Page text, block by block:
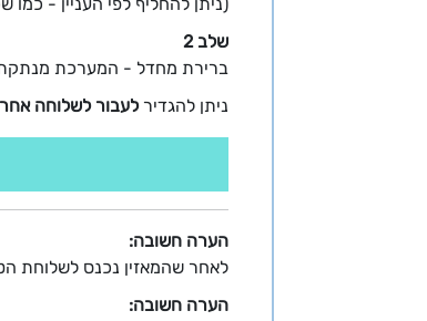
(ניתן להחליף לפי העניין -
שלב 2
ברירת מחדל - המערכת
ניתן להגדירלעבור לשלוחה
הערה חשובה:
לאחר שהמאזין נכנס לשלוחת
הערה חשובה: